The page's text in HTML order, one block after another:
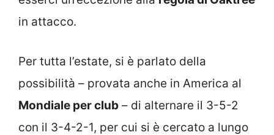
in attacco.
Per tutta l’estate, si è parlato della
possibilità – provata anche in America al
Mondiale per club – di alternare il 3-5-2
con il 3-4-2-1, per cui si è cercato a lungo